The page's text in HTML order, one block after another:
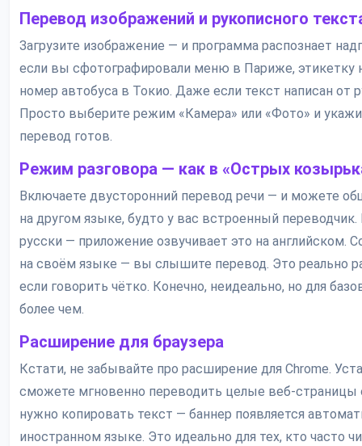
Перевод изображений и рукописного
Загрузите изображение — и программа распознает
если вы сфотографировали меню в Париже, этикетку
номер автобуса в Токио. Даже если текст написан от
Просто выберите режим «Камера» или «Фото» и
перевод готов.
Режим разговора — как в «Острых
Включаете двусторонний перевод речи — и можете
на другом языке, будто у вас встроенный
русски — приложение озвучивает это на английском.
на своём языке — вы слышите перевод. Это реально
если говорить чётко. Конечно, неидеально, но для
более чем.
Расширение для браузера
Кстати, не забывайте про расширение для Chrome.
сможете мгновенно переводить целые веб-страницы
нужно копировать текст — баннер появляется
иностранном языке. Это идеально для тех, кто часто